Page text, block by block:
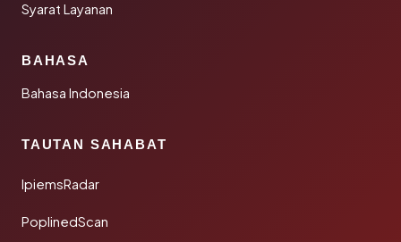
Syarat Layanan
BAHASA
Bahasa Indonesia
TAUTAN SAHABAT
IpiemsRadar
PoplinedScan